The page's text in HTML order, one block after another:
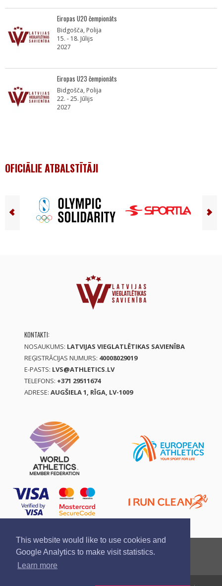
This website would like to use cookies and
Google Analytics to make visit statistics.
Learn more
Eiropas U20 čempionāts
Bidgošča, Polija
15. - 18. Jūlijs
2027
Eiropas U23 čempionāts
Bidgošča, Polija
22. - 25. Jūlijs
2027
OFICIĀLIE ATBALSTĪTĀJI
KONTAKTI:
NOSAUKUMS: LATVIJAS VIEGLATLĒTIKAS SAVIENĪBA
REĢISTRĀCIJAS NUMURS: 40008029019
E-PASTS: LVS@ATHLETICS.LV
TELEFONS: +371 29511674
ADRESE: AUGŠIELA 1, RĪGA, LV-1009
Ziņo par pārkāpumu
Privātuma politika
Pirkšanas un atgriešanas noteikumi